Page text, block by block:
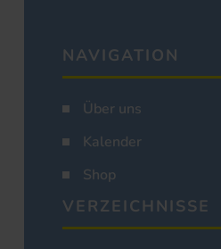
NAVIGATION
Über uns
Kalender
Shop
VERZEICHNISSE